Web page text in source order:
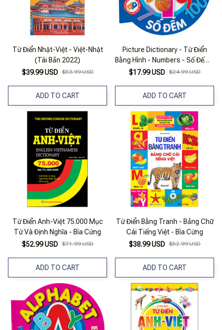
Từ Điển Nhật-Việt - Việt-Nhật
(Tái Bản 2022)
$39.99 USD $53.99 USD
ADD TO CART
Picture Dictionary - Từ Điển
Bằng Hình - Numbers - Số Đếm -
Bìa Cứng (Tái Bản 2023)
$17.99 USD $24.99 USD
ADD TO CART
Từ Điển Anh-Việt 75.000 Mục
Từ Và Định Nghĩa - Bìa Cứng
$52.99 USD $71.99 USD
ADD TO CART
Từ Điển Bằng Tranh - Bảng Chữ
Cái Tiếng Việt - Bìa Cứng
$38.99 USD $52.99 USD
ADD TO CART